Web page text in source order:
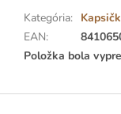
Kategória:
EAN:
Položka bola
Z